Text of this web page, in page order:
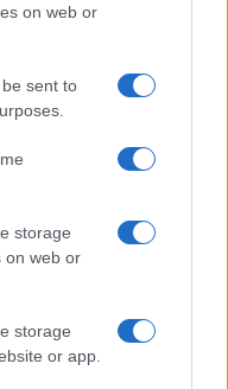
on web or
sent to
storage
on web or
storage
or app.